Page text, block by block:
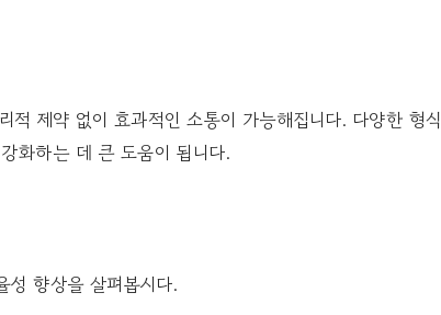
적 제약 없이 효과적인 소통이 가능해집니다. 다양한 형식
화하는 데 큰 도움이 됩니다.
향상을 살펴봅시다.